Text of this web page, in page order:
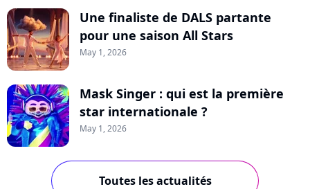
Une finaliste de DALS partante
pour une saison All Stars
May 1, 2026
Mask Singer : qui est la première
star internationale ?
May 1, 2026
Toutes les actualités